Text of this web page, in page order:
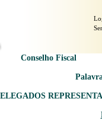
Conselho Fiscal